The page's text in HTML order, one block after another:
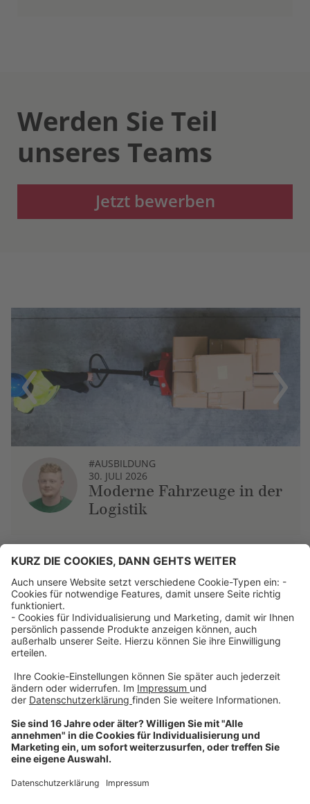
Werden Sie Teil
unseres Teams
Jetzt bewerben
Previous
#AUSBILDUNG
30. JULI 2026
Moderne Fahrzeuge in der
Logistik
Next
Über uns
Dehner Unternehmen
Jobs bei Dehner